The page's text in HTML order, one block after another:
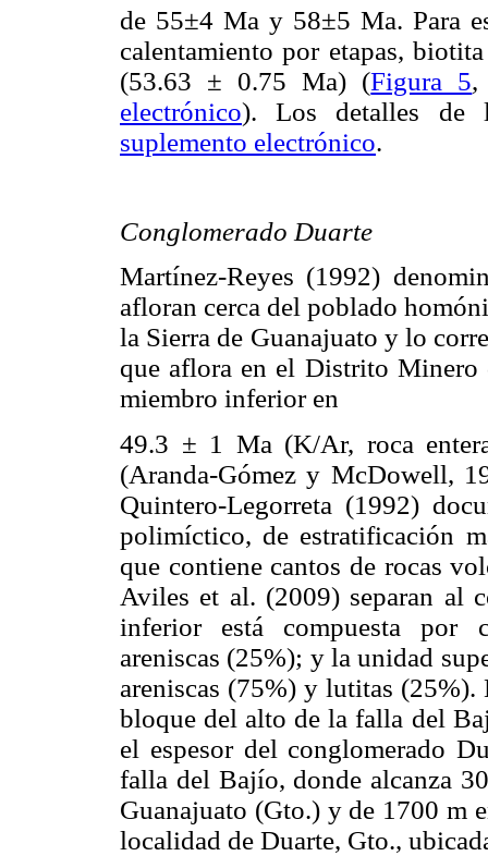
de 55±4 Ma y 58±5 Ma. Para
calentamiento por etapas,
(53.63 ± 0.75 Ma) (Figura 5
electrónico). Los detalles de
suplemento electrónico.
Conglomerado Duarte
Martínez-Reyes (1992)
afloran cerca del poblado
la Sierra de Guanajuato y lo
que aflora en el Distrito Minero
miembro inferior en
49.3 ± 1 Ma (K/Ar, roca
(Aranda-Gómez y McDowell,
Quintero-Legorreta (1992)
polimíctico, de estratificación
que contiene cantos de rocas
Aviles et al. (2009) separan al
inferior está compuesta por
areniscas (25%); y la unidad
areniscas (75%) y lutitas
bloque del alto de la falla del
el espesor del conglomerado
falla del Bajío, donde alcanza
Guanajuato (Gto.) y de 1700 m
localidad de Duarte, Gto.,